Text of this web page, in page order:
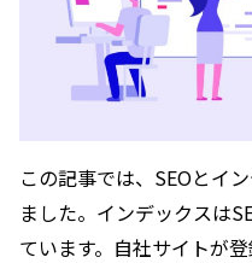
この記事では、SEOとイ
ました。インデックスは
ています。自社サイトが